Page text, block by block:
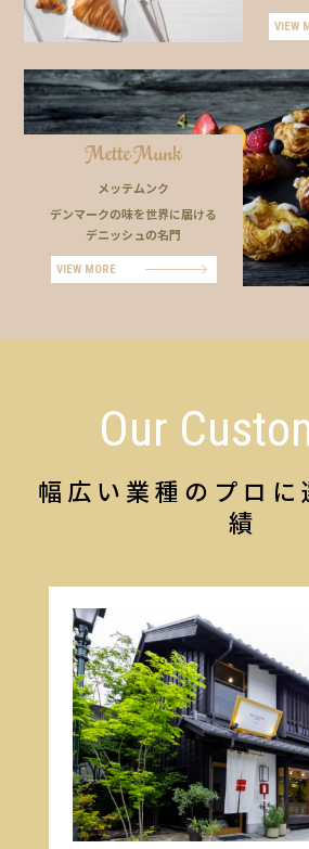
VIEW
メッテムンク
デンマークの味を世界に届ける
デニッシュの名門
VIEW MORE
Our
幅広い業種のプロに
績